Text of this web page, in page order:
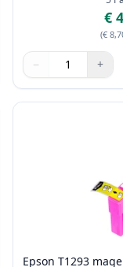
€
(€
Menge
Verwenden Sie die
− +
Menge 1
Epson T1293